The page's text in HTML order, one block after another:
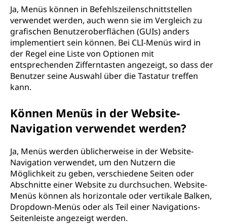
Ja, Menüs können in Befehlszeilenschnittstellen
verwendet werden, auch wenn sie im Vergleich zu
grafischen Benutzeroberflächen (GUIs) anders
implementiert sein können. Bei CLI-Menüs wird in
der Regel eine Liste von Optionen mit
entsprechenden Zifferntasten angezeigt, so dass der
Benutzer seine Auswahl über die Tastatur treffen
kann.
Können Menüs in der Website-
Navigation verwendet werden?
Ja, Menüs werden üblicherweise in der Website-
Navigation verwendet, um den Nutzern die
Möglichkeit zu geben, verschiedene Seiten oder
Abschnitte einer Website zu durchsuchen. Website-
Menüs können als horizontale oder vertikale Balken,
Dropdown-Menüs oder als Teil einer Navigations-
Seitenleiste angezeigt werden.